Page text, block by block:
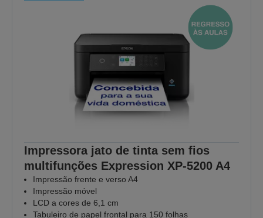
Impressora jato de tinta sem fios
multifunções Expression XP-5200 A4
Impressão frente e verso A4
Impressão móvel
LCD a cores de 6,1 cm
Tabuleiro de papel frontal para 150 folhas